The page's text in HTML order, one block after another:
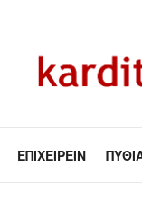
ΕΠΙΧΕΙΡΕΊΝ